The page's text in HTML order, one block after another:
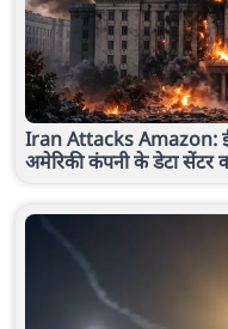
Iran Attacks Amazon:
अमेरिकी कंपनी के डेटा सेंटर